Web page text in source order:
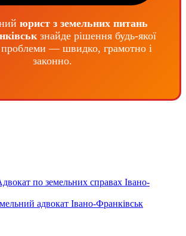
юрист з земельних питань
знайде рішення будь-якої
проблеми — швидко, грамотно і
законно.
по земельних справах Івано-
адвокат Івано-Франківськ